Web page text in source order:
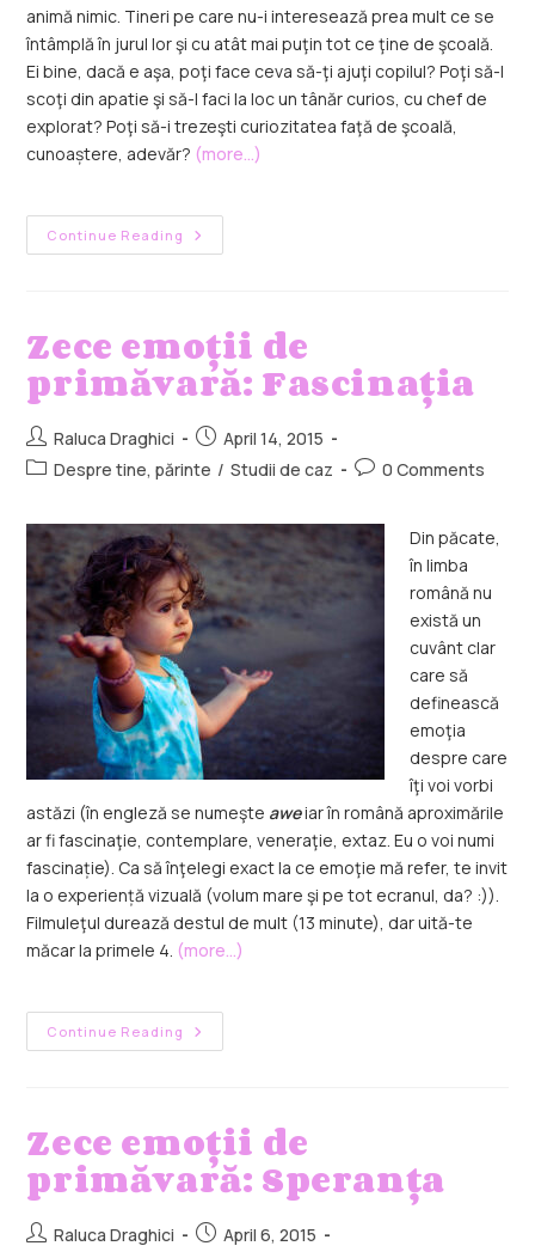
animă nimic. Tineri pe care nu-i interesează prea mult ce se
întâmplă în jurul lor şi cu atât mai puţin tot ce ţine de şcoală.
Ei bine, dacă e aşa, poţi face ceva să-ţi ajuţi copilul? Poţi să-l
scoţi din apatie şi să-l faci la loc un tânăr curios, cu chef de
explorat? Poţi să-i trezeşti curiozitatea faţă de şcoală,
cunoaștere, adevăr? (more…)
Continue Reading
Zece emoţii de
primăvară: Fascinaţia
Raluca Draghici
April 14, 2015
Despre tine, părinte / Studii de caz 0 Comments
Din păcate,
în limba
română nu
există un
cuvânt clar
care să
definească
emoţia
despre care
îţi voi vorbi
astăzi (în engleză se numeşte aweiar în română aproximările
ar fi fascinaţie, contemplare, veneraţie, extaz. Eu o voi numi
fascinație). Ca să înţelegi exact la ce emoţie mă refer, te invit
la o experiență vizuală (volum mare şi pe tot ecranul, da? :)).
Filmuleţul durează destul de mult (13 minute), dar uită-te
măcar la primele 4. (more…)
Continue Reading
Zece emoții de
primăvară: Speranța
Raluca Draghici
April 6, 2015